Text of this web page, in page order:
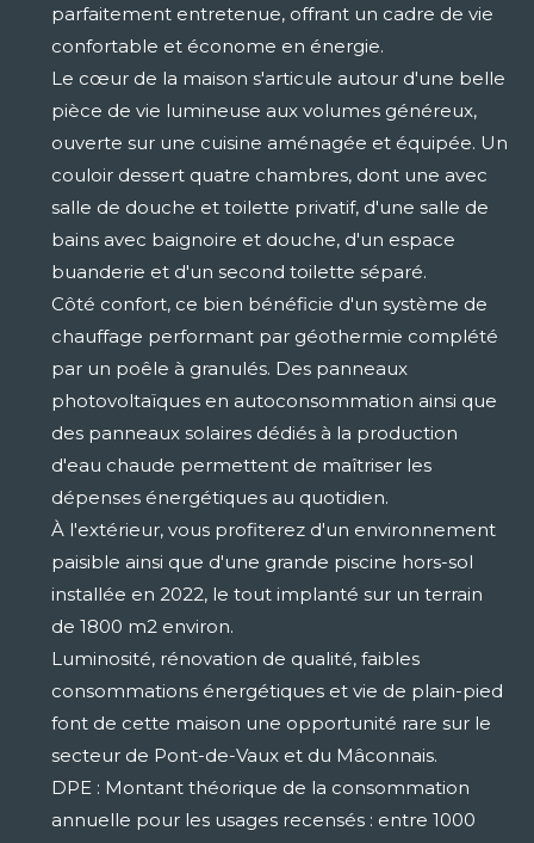
parfaitement entretenue, offrant un cadre de vie
confortable et économe en énergie.
Le cœur de la maison s'articule autour d'une belle
pièce de vie lumineuse aux volumes généreux,
ouverte sur une cuisine aménagée et équipée. Un
couloir dessert quatre chambres, dont une avec
salle de douche et toilette privatif, d'une salle de
bains avec baignoire et douche, d'un espace
buanderie et d'un second toilette séparé.
Côté confort, ce bien bénéficie d'un système de
chauffage performant par géothermie complété
par un poêle à granulés. Des panneaux
photovoltaïques en autoconsommation ainsi que
des panneaux solaires dédiés à la production
d'eau chaude permettent de maîtriser les
dépenses énergétiques au quotidien.
À l'extérieur, vous profiterez d'un environnement
paisible ainsi que d'une grande piscine hors-sol
installée en 2022, le tout implanté sur un terrain
de 1800 m2 environ.
Luminosité, rénovation de qualité, faibles
consommations énergétiques et vie de plain-pied
font de cette maison une opportunité rare sur le
secteur de Pont-de-Vaux et du Mâconnais.
DPE : Montant théorique de la consommation
annuelle pour les usages recensés : entre 1000